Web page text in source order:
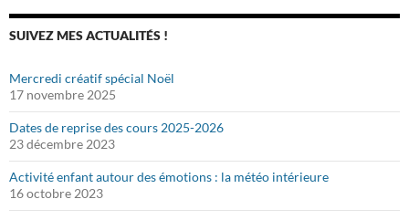
SUIVEZ MES ACTUALITÉS !
Mercredi créatif spécial Noël
17 novembre 2025
Dates de reprise des cours 2025-2026
23 décembre 2023
Activité enfant autour des émotions : la météo intérieure
16 octobre 2023